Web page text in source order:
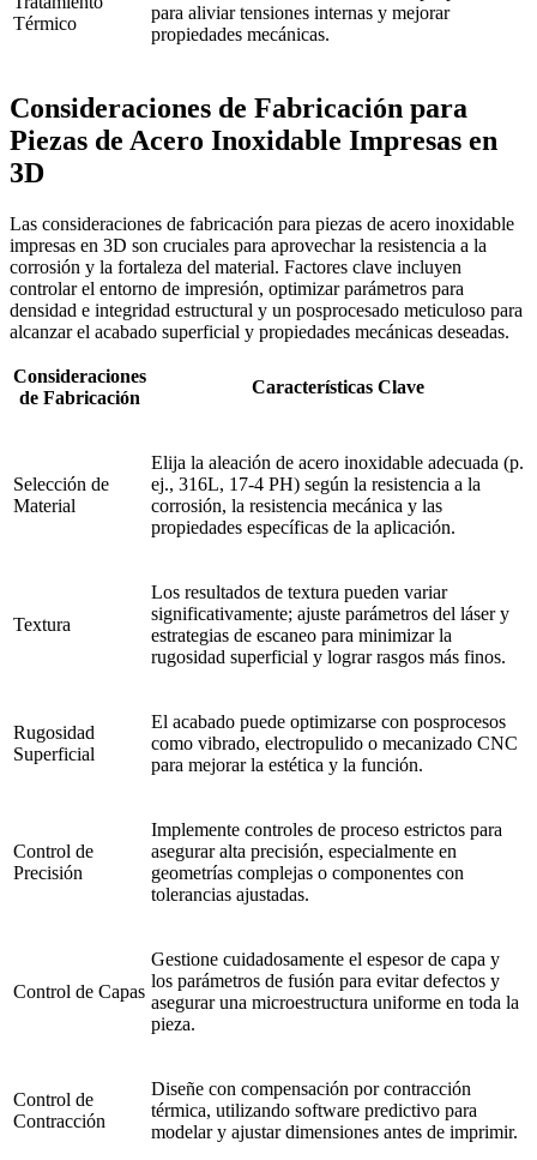
Térmico
para aliviar tensiones internas y mejorar
propiedades mecánicas.
Consideraciones de Fabricación para
Piezas de Acero Inoxidable Impresas en
3D
Las consideraciones de fabricación para piezas de acero inoxidable
impresas en 3D son cruciales para aprovechar la resistencia a la
corrosión y la fortaleza del material. Factores clave incluyen
controlar el entorno de impresión, optimizar parámetros para
densidad e integridad estructural y un posprocesado meticuloso para
alcanzar el acabado superficial y propiedades mecánicas deseadas.
Consideraciones
de Fabricación
Características Clave
Selección de
Material
Elija la aleación de acero inoxidable adecuada (p.
ej., 316L, 17-4 PH) según la resistencia a la
corrosión, la resistencia mecánica y las
propiedades específicas de la aplicación.
Textura
Los resultados de textura pueden variar
significativamente; ajuste parámetros del láser y
estrategias de escaneo para minimizar la
rugosidad superficial y lograr rasgos más finos.
Rugosidad
Superficial
El acabado puede optimizarse con posprocesos
como vibrado, electropulido o mecanizado CNC
para mejorar la estética y la función.
Control de
Precisión
Implemente controles de proceso estrictos para
asegurar alta precisión, especialmente en
geometrías complejas o componentes con
tolerancias ajustadas.
Control de Capas
Gestione cuidadosamente el espesor de capa y
los parámetros de fusión para evitar defectos y
asegurar una microestructura uniforme en toda la
pieza.
Control de
Contracción
Diseñe con compensación por contracción
térmica, utilizando software predictivo para
modelar y ajustar dimensiones antes de imprimir.